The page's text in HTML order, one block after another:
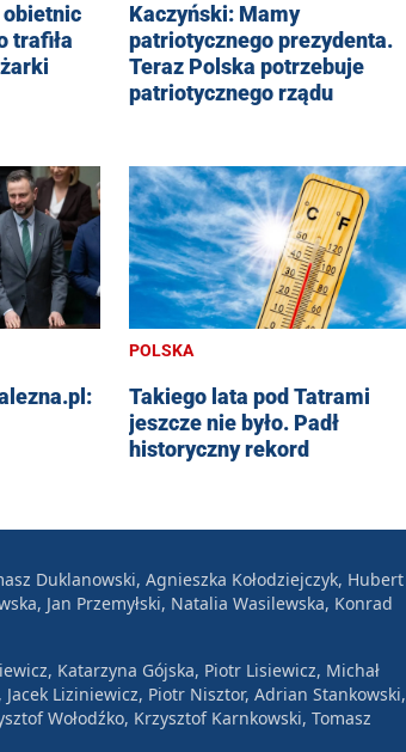
obietnic
trafiła
Kaczyński: Mamy
patriotycznego prezydenta.
Teraz Polska potrzebuje
patriotycznego rządu
POLSKA
Takiego lata pod Tatrami
jeszcze nie było. Padł
historyczny rekord
Duklanowski, Agnieszka Kołodziejczyk, Hubert
Jan Przemyłski, Natalia Wasilewska, Konrad
Katarzyna Gójska, Piotr Lisiewicz, Michał
Jacek Liziniewicz, Piotr Nisztor, Adrian Stankowski,
Wołodźko, Krzysztof Karnkowski, Tomasz